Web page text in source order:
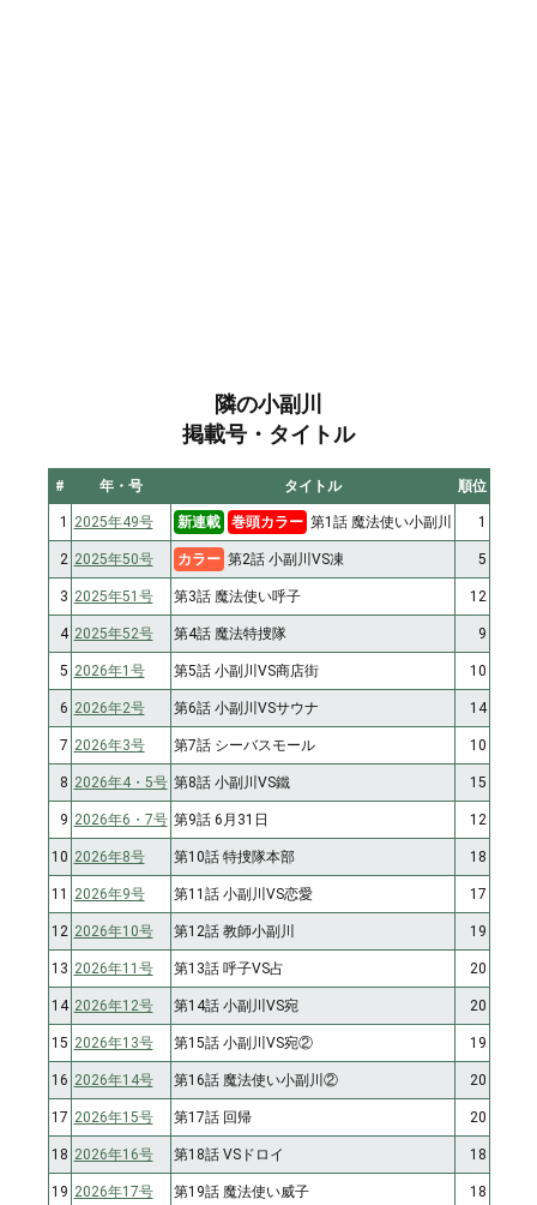
隣の小副川
掲載号・タイトル
# 年・号 タイトル 順位
1 2025年49号 新連載 巻頭カラー 第1話 魔法使い小副川 1
2 2025年50号 カラー 第2話 小副川VS凍 5
3 2025年51号 第3話 魔法使い呼子 12
4 2025年52号 第4話 魔法特捜隊 9
5 2026年1号 第5話 小副川VS商店街 10
6 2026年2号 第6話 小副川VSサウナ 14
7 2026年3号 第7話 シーバスモール 10
8 2026年4・5号 第8話 小副川VS鐵 15
9 2026年6・7号 第9話 6月31日 12
10 2026年8号 第10話 特捜隊本部 18
11 2026年9号 第11話 小副川VS恋愛 17
12 2026年10号 第12話 教師小副川 19
13 2026年11号 第13話 呼子VS占 20
14 2026年12号 第14話 小副川VS宛 20
15 2026年13号 第15話 小副川VS宛② 19
16 2026年14号 第16話 魔法使い小副川② 20
17 2026年15号 第17話 回帰 20
18 2026年16号 第18話 VSドロイ 18
19 2026年17号 第19話 魔法使い威子 18